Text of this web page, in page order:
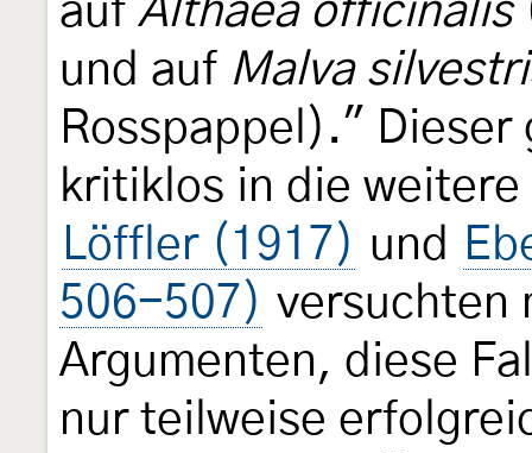
auf Althaea officinalis
und auf Malva
Rosspappel)."
kritiklos in die
Löffler (1917) und
506-507) versuchten
Argumenten, diese
nur teilweise